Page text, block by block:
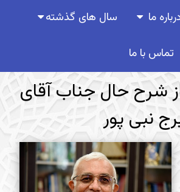
ما سال های گذشته
تماس با ما
شرح حال جناب آقای
نبی پور